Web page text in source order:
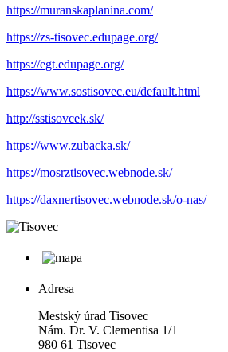
https://muranskaplanina.com/
https://zs-tisovec.edupage.org/
https://egt.edupage.org/
https://www.sostisovec.eu/default.html
http://sstisovcek.sk/
https://www.zubacka.sk/
https://mosrztisovec.webnode.sk/
https://daxnertisovec.webnode.sk/o-nas/
Adresa
Mestský úrad Tisovec
Nám. Dr. V. Clementisa 1/1
980 61 Tisovec